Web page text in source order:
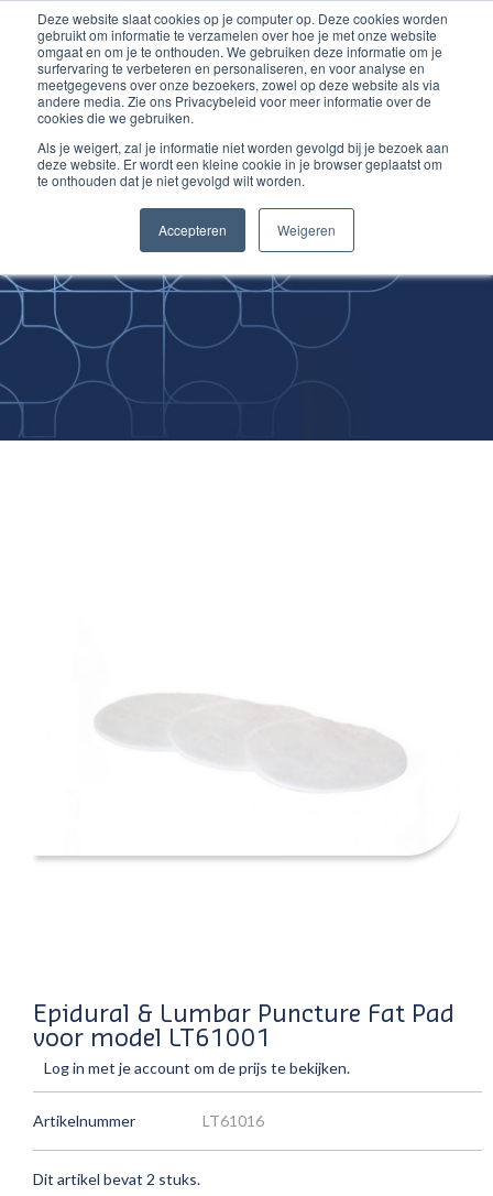
Deze website slaat cookies op je computer op. Deze cookies worden
gebruikt om informatie te verzamelen over hoe je met onze website
omgaat en om je te onthouden. We gebruiken deze informatie om je
surfervaring te verbeteren en personaliseren, en voor analyse en
meetgegevens over onze bezoekers, zowel op deze website als via
andere media. Zie ons Privacybeleid voor meer informatie over de
cookies die we gebruiken.
Als je weigert, zal je informatie niet worden gevolgd bij je bezoek aan
deze website. Er wordt een kleine cookie in je browser geplaatst om
te onthouden dat je niet gevolgd wilt worden.
Accepteren Weigeren
Inloggen account
Ga
naar
de
inhoud
Improving
Medical Skills
Epidural & Lumbar Puncture Fat Pad
voor model LT61001
Log in met je account om de prijs te bekijken.
Artikelnummer LT61016
Dit artikel bevat 2 stuks.